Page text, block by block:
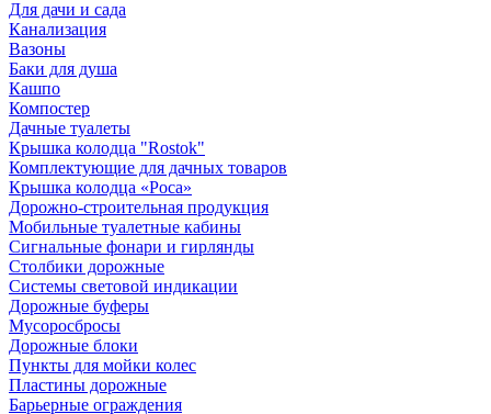
Для дачи и сада
Канализация
Вазоны
Баки для душа
Кашпо
Компостер
Дачные туалеты
Крышка колодца "Rostok"
Комплектующие для дачных товаров
Крышка колодца «Роса»
Дорожно-строительная продукция
Мобильные туалетные кабины
Сигнальные фонари и гирлянды
Столбики дорожные
Системы световой индикации
Дорожные буферы
Мусоросбросы
Дорожные блоки
Пункты для мойки колес
Пластины дорожные
Барьерные ограждения